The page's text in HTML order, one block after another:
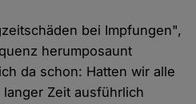
bei Impfungen",
herumposaunt
da schon: Hatten wir alle
Zeit ausführlich